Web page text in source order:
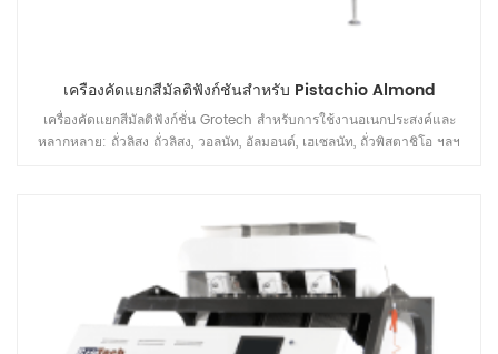
เครื่องคัดแยกสีมัลติฟังก์ชั่นสำหรับ Pistachio Almond
เครื่องคัดเเยกสีมัลติฟังก์ชั่น Grotech สำหรับการใช้งานอเนกประสงค์และ
หลากหลาย: ถั่วลิสง ถั่วลิสง, วอลนัท, อัลมอนด์, เฮเซลนัท, ถั่วพิสตาชิโอ ฯลฯ
อุตสาหกรรมต่างๆ ได้ด้วยเครื่องเดียว